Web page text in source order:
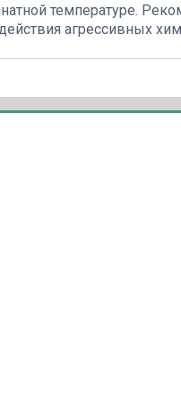
температуре.
агрессивных